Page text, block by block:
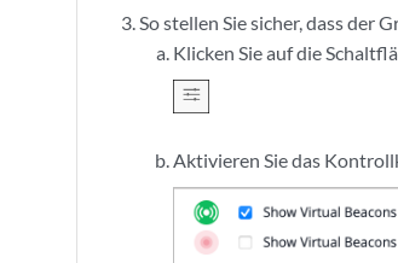
So stellen Sie sicher, dass der
Klicken Sie auf die
Aktivieren Sie das